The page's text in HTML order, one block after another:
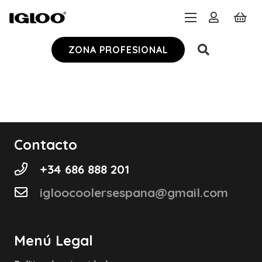
ZONA PROFESIONAL
Contacto
+34 686 888 201
igloocoolersespana@gmail.com
Menú Legal